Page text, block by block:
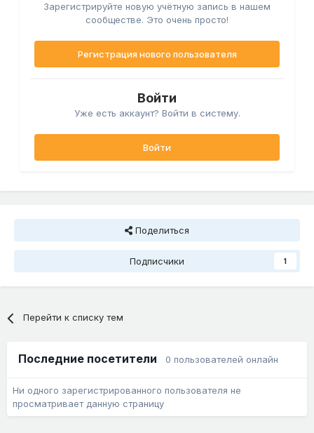
Зарегистрируйте новую учётную запись в нашем
сообществе. Это очень просто!
Регистрация нового пользователя
Войти
Уже есть аккаунт? Войти в систему.
Войти
Поделиться
Подписчики 1
Перейти к списку тем
Последние посетители 0 пользователей онлайн
Ни одного зарегистрированного пользователя не
просматривает данную страницу